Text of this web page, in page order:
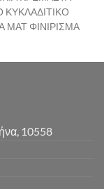
ΜΑΤ ΦΙΝΙΡΙΣΜΑ
10558